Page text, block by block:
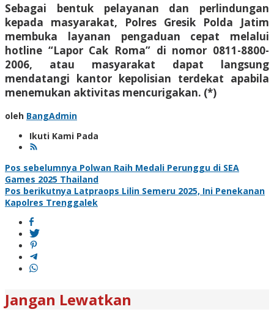
Sebagai bentuk pelayanan dan perlindungan
kepada masyarakat, Polres Gresik Polda Jatim
membuka layanan pengaduan cepat melalui
hotline “Lapor Cak Roma” di nomor 0811-8800-
2006, atau masyarakat dapat langsung
mendatangi kantor kepolisian terdekat apabila
menemukan aktivitas mencurigakan. (*)
oleh BangAdmin
Ikuti Kami Pada
Navigasi
pos
Pos sebelumnya Polwan Raih Medali Perunggu di SEA
Games 2025 Thailand
Pos berikutnya Latpraops Lilin Semeru 2025, Ini Penekanan
Kapolres Trenggalek
Jangan Lewatkan